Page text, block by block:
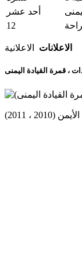
أحد عشر
12
الاعلانات الاعلانية
، قمرة القيادة اليمنى
، 2011)